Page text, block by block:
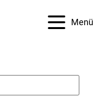
Menü